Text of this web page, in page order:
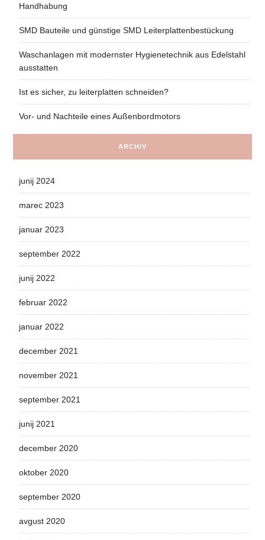
Handhabung
SMD Bauteile und günstige SMD Leiterplattenbestückung
Waschanlagen mit modernster Hygienetechnik aus Edelstahl
ausstatten
Ist es sicher, zu leiterplatten schneiden?
Vor- und Nachteile eines Außenbordmotors
ARCHIV
junij 2024
marec 2023
januar 2023
september 2022
junij 2022
februar 2022
januar 2022
december 2021
november 2021
september 2021
junij 2021
december 2020
oktober 2020
september 2020
avgust 2020